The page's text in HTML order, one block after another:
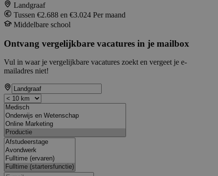
Landgraaf
Tussen €2.688 en €3.024 Per maand
Middelbare school
Ontvang vergelijkbare vacatures in je mailbox
Vul in waar je vergelijkbare vacatures zoekt en vergeet je e-
mailadres niet!